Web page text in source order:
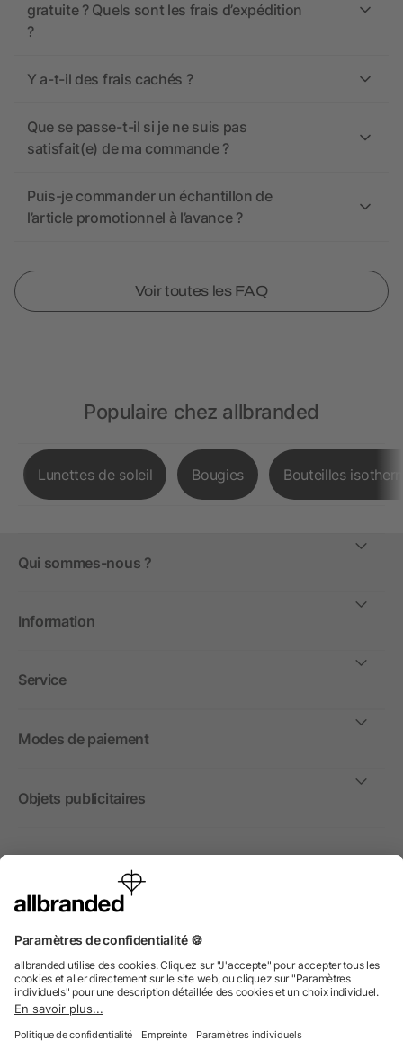
gratuite ? Quels sont les frais d’expédition
?
Y a-t-il des frais cachés ?
Que se passe-t-il si je ne suis pas
satisfait(e) de ma commande ?
Puis-je commander un échantillon de
l’article promotionnel à l’avance ?
Voir toutes les FAQ
Populaire chez allbranded
Lunettes de soleil Bougies Bouteilles
Qui sommes-nous ?
Information
Service
Modes de paiement
Objets publicitaires
International
Nous commercialisons nos objets publicitaires et articles